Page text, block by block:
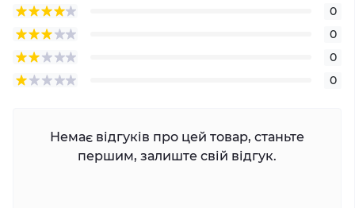
0
0
0
0
Немає відгуків про цей товар, станьте
першим, залиште свій відгук.